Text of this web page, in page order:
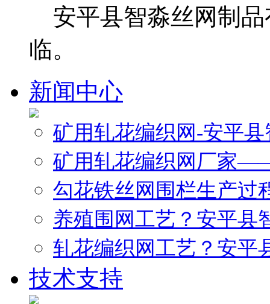
安平县智淼丝网制品
临。
新闻中心
矿用轧花编织网-安平
矿用轧花编织网厂家
勾花铁丝网围栏生产过
养殖围网工艺？安平县
轧花编织网工艺？安平
技术支持